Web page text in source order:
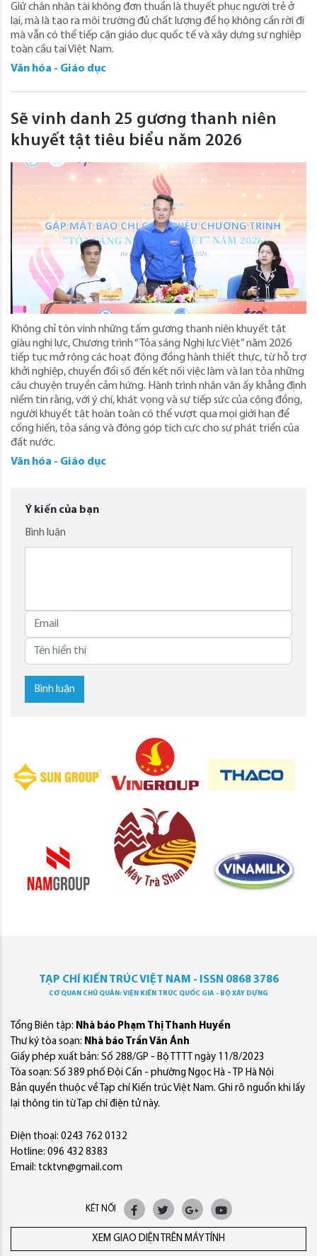
Giữ chân nhân tài không đơn thuần là thuyết phục người trẻ ở
lại, mà là tạo ra môi trường đủ chất lượng để họ không cần rời đi
mà vẫn có thể tiếp cận giáo dục quốc tế và xây dựng sự nghiệp
toàn cầu tại Việt Nam.
Văn hóa - Giáo dục
Sẽ vinh danh 25 gương thanh niên
khuyết tật tiêu biểu năm 2026
Không chỉ tôn vinh những tấm gương thanh niên khuyết tật
giàu nghị lực, Chương trình “Tỏa sáng Nghị lực Việt” năm 2026
tiếp tục mở rộng các hoạt động đồng hành thiết thực, từ hỗ trợ
khởi nghiệp, chuyển đổi số đến kết nối việc làm và lan tỏa những
câu chuyện truyền cảm hứng. Hành trình nhân văn ấy khẳng định
niềm tin rằng, với ý chí, khát vọng và sự tiếp sức của cộng đồng,
người khuyết tật hoàn toàn có thể vượt qua mọi giới hạn để
cống hiến, tỏa sáng và đóng góp tích cực cho sự phát triển của
đất nước.
Văn hóa - Giáo dục
Ý kiến của bạn
Bình luận
Bình luận
TẠP CHÍ KIẾN TRÚC VIỆT NAM - ISSN 0868 3786
CƠ QUAN CHỦ QUẢN: VIỆN KIẾN TRÚC QUỐC GIA - BỘ XÂY DỰNG
Tổng Biên tập: Nhà báo Phạm Thị Thanh Huyền
Thư ký tòa soạn: Nhà báo Trần Văn Ánh
Giấy phép xuất bản: Số 288/GP - Bộ TTTT ngày 11/8/2023
Tòa soạn: Số 389 phố Đội Cấn - phường Ngọc Hà - TP Hà Nội
Bản quyền thuộc về Tạp chí Kiến trúc Việt Nam. Ghi rõ nguồn khi lấy
lại thông tin từ Tạp chí điện tử này.
Điện thoại: 0243 762 0132
Hotline: 096 432 8383
Email: tcktvn@gmail.com
KẾT NỐI
XEM GIAO DIỆN TRÊN MÁY TÍNH